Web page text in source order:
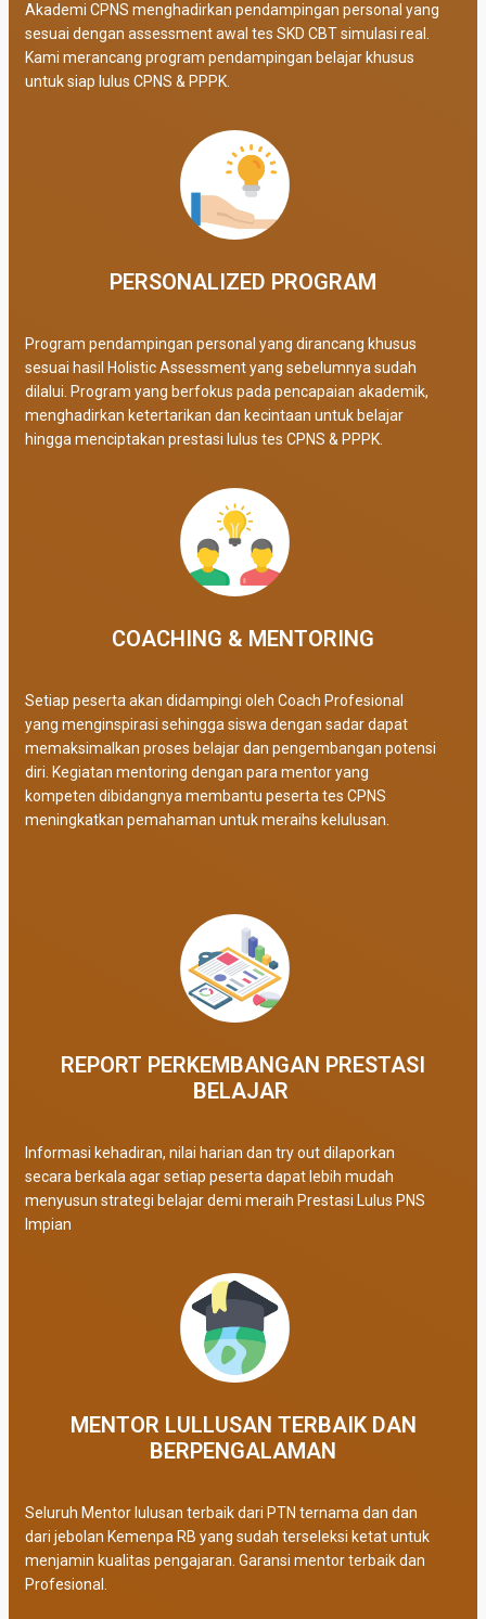
Akademi CPNS menghadirkan pendampingan personal yang
sesuai dengan assessment awal tes SKD CBT simulasi real.
Kami merancang program pendampingan belajar khusus
untuk siap lulus CPNS & PPPK.
PERSONALIZED PROGRAM​
Program pendampingan personal yang dirancang khusus
sesuai hasil Holistic Assessment yang sebelumnya sudah
dilalui. Program yang berfokus pada pencapaian akademik,
menghadirkan ketertarikan dan kecintaan untuk belajar
hingga menciptakan prestasi lulus tes CPNS & PPPK.
COACHING & MENTORING
Setiap peserta akan didampingi oleh Coach Profesional
yang menginspirasi sehingga siswa dengan sadar dapat
memaksimalkan proses belajar dan pengembangan potensi
diri. Kegiatan mentoring dengan para mentor yang
kompeten dibidangnya membantu peserta tes CPNS
meningkatkan pemahaman untuk meraihs kelulusan.
REPORT PERKEMBANGAN PRESTASI
BELAJAR ​
Informasi kehadiran, nilai harian dan try out dilaporkan
secara berkala agar setiap peserta dapat lebih mudah
menyusun strategi belajar demi meraih Prestasi Lulus PNS
Impian
MENTOR LULLUSAN TERBAIK DAN
BERPENGALAMAN
Seluruh Mentor lulusan terbaik dari PTN ternama dan dan
dari jebolan Kemenpa RB yang sudah terseleksi ketat untuk
menjamin kualitas pengajaran. Garansi mentor terbaik dan
Profesional.